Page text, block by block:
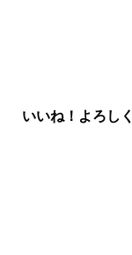
いいね！よろしく